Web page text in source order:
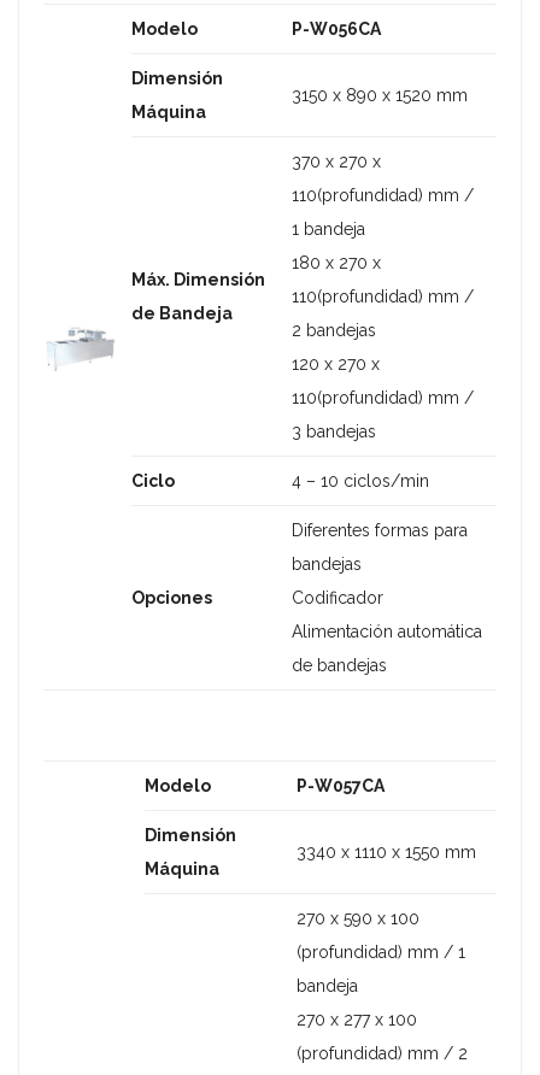
Modelo P-W056CA
Dimensión
Máquina
3150 x 890 x 1520 mm
Máx. Dimensión
de Bandeja
370 x 270 x
110(profundidad) mm /
1 bandeja
180 x 270 x
110(profundidad) mm /
2 bandejas
120 x 270 x
110(profundidad) mm /
3 bandejas
Ciclo 4 – 10 ciclos/min
Opciones
Diferentes formas para
bandejas
Codificador
Alimentación automática
de bandejas
Modelo P-W057CA
Dimensión
Máquina
3340 x 1110 x 1550 mm
270 x 590 x 100
(profundidad) mm / 1
bandeja
270 x 277 x 100
(profundidad) mm / 2